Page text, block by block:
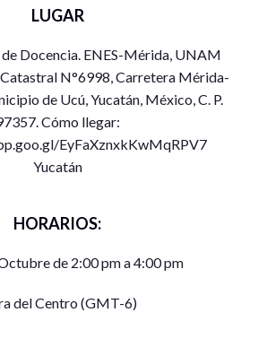
LUGAR
Docencia. ENES-Mérida, UNAM
N°6998, Carretera Mérida-
de Ucú, Yucatán, México, C. P.
Cómo llegar:
EyFaXznxkKwMqRPV7
Yucatán
HORARIOS:
de 2:00 pm a 4:00 pm
del Centro (GMT-6)